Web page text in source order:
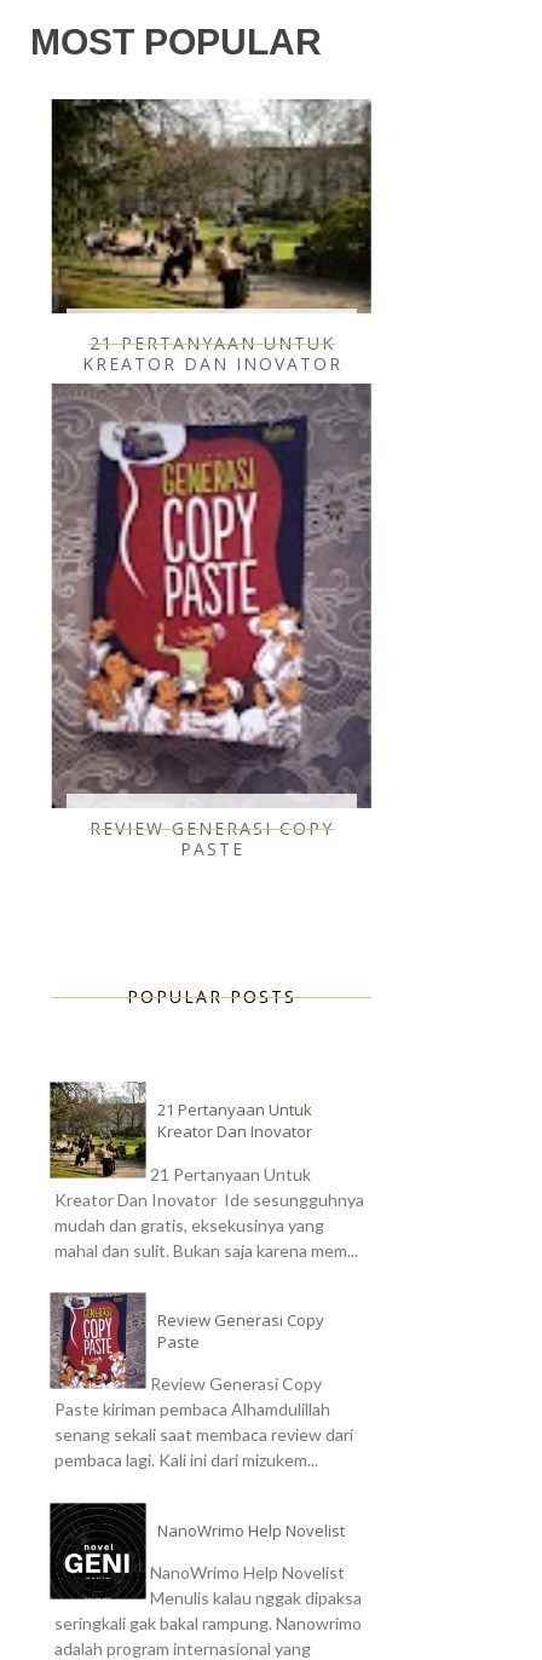
MOST POPULAR
21 PERTANYAAN UNTUK
KREATOR DAN INOVATOR
REVIEW GENERASI COPY
PASTE
POPULAR POSTS
21 Pertanyaan Untuk
Kreator Dan Inovator
21 Pertanyaan Untuk
Kreator Dan Inovator Ide sesungguhnya
mudah dan gratis, eksekusinya yang
mahal dan sulit. Bukan saja karena mem...
Review Generasi Copy
Paste
Review Generasi Copy
Paste kiriman pembaca Alhamdulillah
senang sekali saat membaca review dari
pembaca lagi. Kali ini dari mizukem...
NanoWrimo Help Novelist
NanoWrimo Help Novelist
Menulis kalau nggak dipaksa
seringkali gak bakal rampung. Nanowrimo
adalah program internasional yang